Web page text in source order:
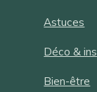
Astuces
Déco &
Bien-être